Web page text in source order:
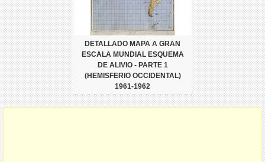
DETALLADO MAPA A GRAN
ESCALA MUNDIAL ESQUEMA
DE ALIVIO - PARTE 1
(HEMISFERIO OCCIDENTAL)
1961-1962